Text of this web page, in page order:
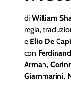
di William
regia,
e Elio De
con
Arman,
Giammarini,